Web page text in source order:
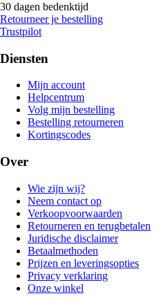
30 dagen bedenktijd
Retourneer je bestelling
Trustpilot
Diensten
Mijn account
Helpcentrum
Volg mijn bestelling
Bestelling retourneren
Kortingscodes
Over
Wie zijn wij?
Neem contact op
Verkoopvoorwaarden
Retourneren en terugbetalen
Juridische disclaimer
Betaalmethoden
Prijzen en leveringsopties
Privacy verklaring
Onze winkel